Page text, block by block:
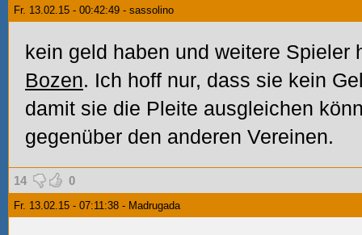
Fr. 13.02.15 - 00:42:49 - sassolino
kein geld haben und weitere Spieler
Bozen. Ich hoff nur, dass sie kein
damit sie die Pleite ausgleichen
gegenüber den anderen Vereinen.
14 0
Fr. 13.02.15 - 07:11:38 - Madrugada